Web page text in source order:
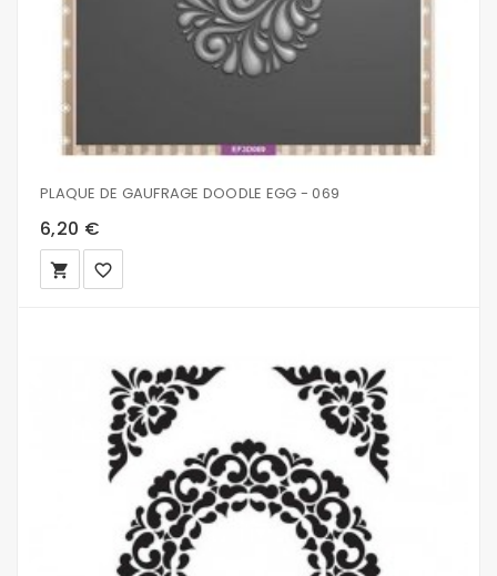
PLAQUE DE GAUFRAGE DOODLE EGG - 069
6,20 €
local_grocery_store favorite_border